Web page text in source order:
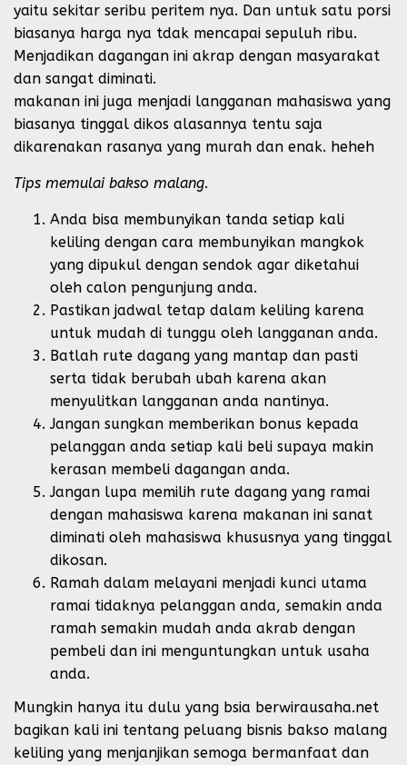
yaitu sekitar seribu peritem nya. Dan untuk satu porsi
biasanya harga nya tdak mencapai sepuluh ribu.
Menjadikan dagangan ini akrap dengan masyarakat
dan sangat diminati.
makanan ini juga menjadi langganan mahasiswa yang
biasanya tinggal dikos alasannya tentu saja
dikarenakan rasanya yang murah dan enak. heheh
Tips memulai bakso malang.
Anda bisa membunyikan tanda setiap kali
keliling dengan cara membunyikan mangkok
yang dipukul dengan sendok agar diketahui
oleh calon pengunjung anda.
Pastikan jadwal tetap dalam keliling karena
untuk mudah di tunggu oleh langganan anda.
Batlah rute dagang yang mantap dan pasti
serta tidak berubah ubah karena akan
menyulitkan langganan anda nantinya.
Jangan sungkan memberikan bonus kepada
pelanggan anda setiap kali beli supaya makin
kerasan membeli dagangan anda.
Jangan lupa memilih rute dagang yang ramai
dengan mahasiswa karena makanan ini sanat
diminati oleh mahasiswa khususnya yang tinggal
dikosan.
Ramah dalam melayani menjadi kunci utama
ramai tidaknya pelanggan anda, semakin anda
ramah semakin mudah anda akrab dengan
pembeli dan ini menguntungkan untuk usaha
anda.
Mungkin hanya itu dulu yang bsia berwirausaha.net
bagikan kali ini tentang peluang bisnis bakso malang
keliling yang menjanjikan semoga bermanfaat dan